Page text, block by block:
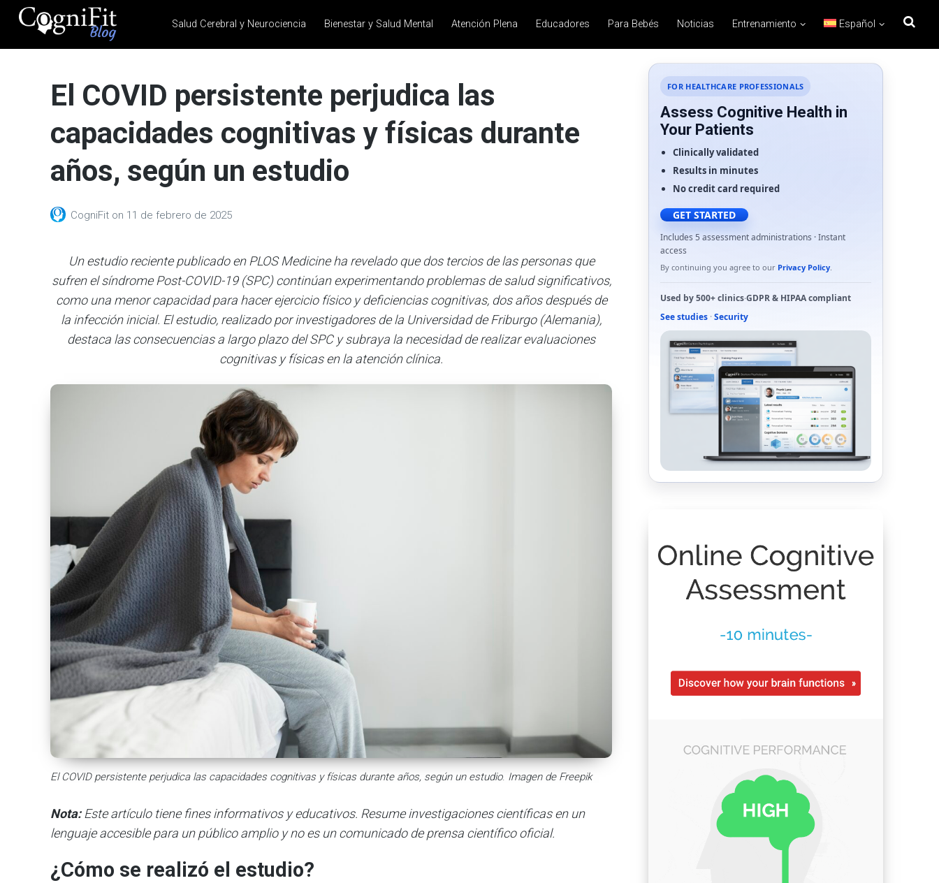
CogniFit
Health
Brain Training, Mental
Health, and Wellness
Salud Cerebral y Neurociencia Bienestar y Salud Mental Atención Plena Educadores Para Bebés Noticias Entrenamiento Español
El COVID persistente perjudica las
capacidades cognitivas y físicas durante
años, según un estudio
CogniFit on 11 de febrero de 2025
Un estudio reciente publicado en PLOS Medicine ha revelado que dos tercios de las personas que
sufren el síndrome Post-COVID-19 (SPC) continúan experimentando problemas de salud significativos,
como una menor capacidad para hacer ejercicio físico y deficiencias cognitivas, dos años después de
la infección inicial. El estudio, realizado por investigadores de la Universidad de Friburgo (Alemania),
destaca las consecuencias a largo plazo del SPC y subraya la necesidad de realizar evaluaciones
cognitivas y físicas en la atención clínica.
El COVID persistente perjudica las capacidades cognitivas y físicas durante años, según un estudio. Imagen de Freepik
Nota:Este artículo tiene fines informativos y educativos. Resume investigaciones científicas en un
lenguaje accesible para un público amplio y no es un comunicado de prensa científico oficial.
¿Cómo se realizó el estudio?
FOR HEALTHCARE PROFESSIONALS
Assess Cognitive Health in
Your Patients
Clinically validated
Results in minutes
No credit card required
GET STARTED
Includes 5 assessment administrations · Instant
access
By continuing you agree to our Privacy Policy.
Used by500+ clinics·GDPR& HIPAAcompliant
See studies · Security